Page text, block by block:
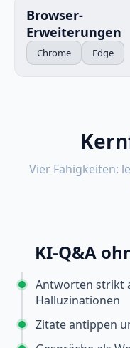
Browser-
Erweiterungen
Chrome Edge
Vier Fähigkeiten:
KI-Q&A
Antworten strikt
Halluzinationen
Zitate antippen